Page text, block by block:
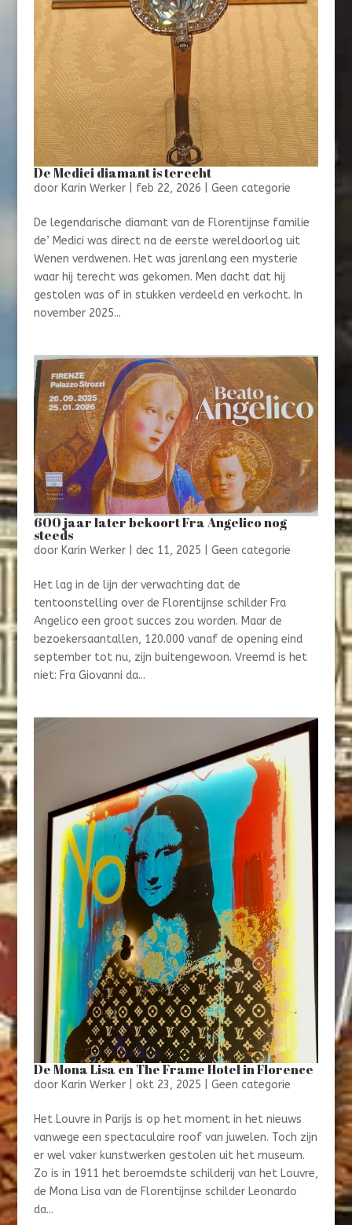
De Medici diamant is terecht
door Karin Werker| feb 22, 2026 Geen categorie
De legendarische diamant van de Florentijnse familie
de’ Medici was direct na de eerste wereldoorlog uit
Wenen verdwenen. Het was jarenlang een mysterie
waar hij terecht was gekomen. Men dacht dat hij
gestolen was of in stukken verdeeld en verkocht. In
november 2025...
600 jaar later bekoort Fra Angelico nog
steeds
door Karin Werker| dec 11, 2025 Geen categorie
Het lag in de lijn der verwachting dat de
tentoonstelling over de Florentijnse schilder Fra
Angelico een groot succes zou worden. Maar de
bezoekersaantallen, 120.000 vanaf de opening eind
september tot nu, zijn buitengewoon. Vreemd is het
niet: Fra Giovanni da...
De Mona Lisa en The Frame Hotel in Florence
door Karin Werker| okt 23, 2025 Geen categorie
Het Louvre in Parijs is op het moment in het nieuws
vanwege een spectaculaire roof van juwelen. Toch zijn
er wel vaker kunstwerken gestolen uit het museum.
Zo is in 1911 het beroemdste schilderij van het Louvre,
de Mona Lisa van de Florentijnse schilder Leonardo
da...